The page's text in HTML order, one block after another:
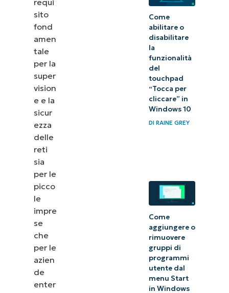
dimensioni, la
dei problemi
centralizzato
script
requi
sito
fond
amen
tale
per la
super
vision
e e la
sicur
ezza
delle
reti
sia
per le
picco
le
impre
se
che
per le
azien
de
enter
Come
abilitare o
disabilitare
la
funzionalità
del
touchpad
“Tocca per
cliccare” in
Windows 10
DIRAINE GREY
Come
aggiungere o
rimuovere
gruppi di
programmi
utente dal
menu Start
in Windows